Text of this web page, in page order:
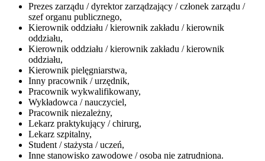
Prezes zarządu / dyrektor zarządzający / członek zarządu /
szef organu publicznego,
Kierownik oddziału / kierownik zakładu / kierownik
oddziału,
Kierownik oddziału / kierownik zakładu / kierownik
oddziału,
Kierownik pielęgniarstwa,
Inny pracownik / urzędnik,
Pracownik wykwalifikowany,
Wykładowca / nauczyciel,
Pracownik niezależny,
Lekarz praktykujący / chirurg,
Lekarz szpitalny,
Student / stażysta / uczeń,
Inne stanowisko zawodowe / osoba nie zatrudniona.